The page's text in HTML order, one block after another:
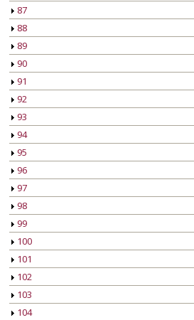
87
88
89
90
91
92
93
94
95
96
97
98
99
100
101
102
103
104